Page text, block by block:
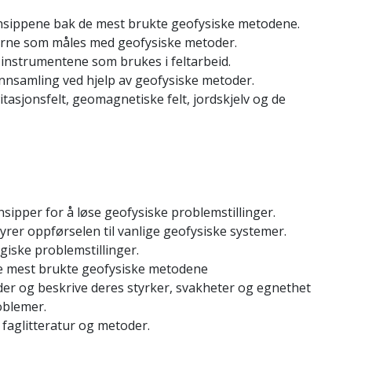
bak de mest brukte geofysiske metodene.
som måles med geofysiske metoder.
som brukes i feltarbeid.
ved hjelp av geofysiske metoder.
geomagnetiske felt, jordskjelv og de
for å løse geofysiske problemstillinger.
oppførselen til vanlige geofysiske systemer.
problemstillinger.
brukte geofysiske metodene
og beskrive deres styrker, svakheter og egnethet
og metoder.